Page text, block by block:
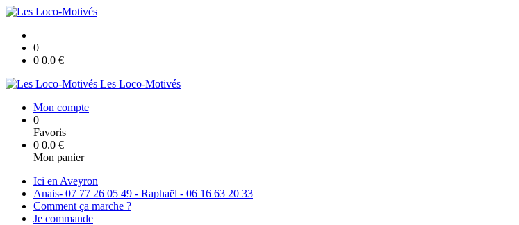
0
0 0.0 €
Les Loco-Motivés
Mon compte
0
Favoris
0 0.0 €
Mon panier
Ici en Aveyron
Anais- 07 77 26 05 49 - Raphaël - 06 16 63 20 33
Comment ça marche ?
Je commande